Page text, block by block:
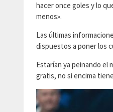
hacer once goles y lo
menos».
Las últimas
dispuestos a poner los
Estarían ya peinando el
gratis, no si encima